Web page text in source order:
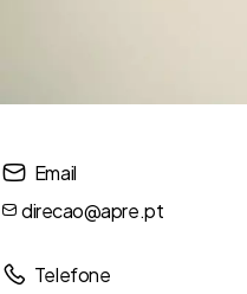
Email
direcao@apre.pt
Telefone